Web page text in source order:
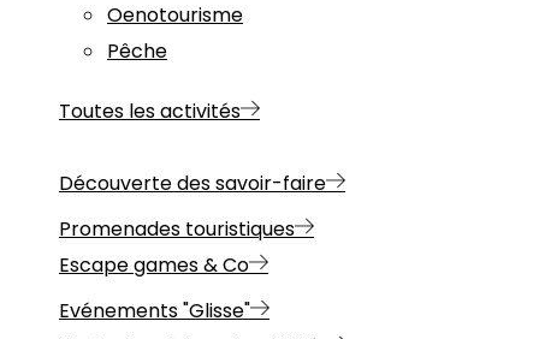
Oenotourisme
Pêche
Toutes les activités
Découverte des savoir-faire
Promenades touristiques
Escape games & Co
Evénements "Glisse"